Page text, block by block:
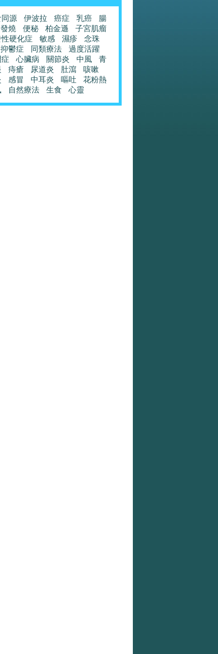
源 伊波拉 癌症 乳癌
腸
發燒
便秘 柏金遜
子宮肌瘤
硬化症
敏感 濕疹
念珠
抑鬱症
同類療法
過度活躍
心臟病 關節炎 中風
青
痔瘡 尿道炎 肚瀉
咳嗽
感冒 中耳炎 嘔吐
花粉熱
自然療法 生食 心靈